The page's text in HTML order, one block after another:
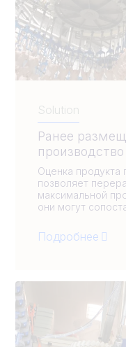
Solution
Ранее
производство
Оценка
позволяет
максимальной
они могут
Подробнее